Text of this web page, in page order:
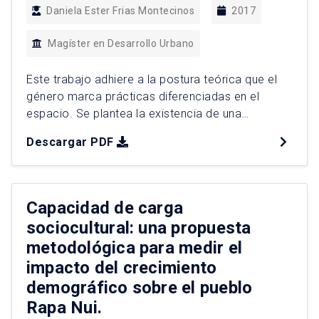
Daniela Ester Frias Montecinos 2017
Magíster en Desarrollo Urbano
Este trabajo adhiere a la postura teórica que el
género marca prácticas diferenciadas en el
espacio. Se plantea la existencia de una
mujeres migrantes, mediante las prácticas de
reproducción social. La complejidad de las
actividades realizadas por las mujeres tanto en la
conquista de espacios para la vivienda, como […]
Descargar PDF
Capacidad de carga
sociocultural: una propuesta
metodológica para medir el
impacto del crecimiento
demográfico sobre el pueblo
Rapa Nui.